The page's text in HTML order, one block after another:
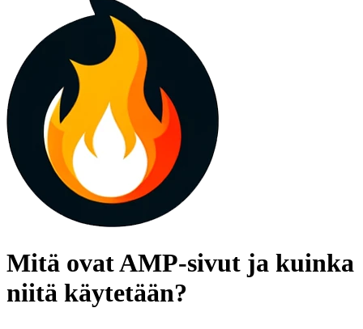
Mitä ovat AMP-sivut ja kuinka
niitä käytetään?